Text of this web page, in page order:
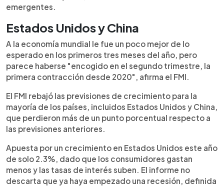
emergentes.
Estados Unidos y China
A la economía mundial le fue un poco mejor de lo
esperado en los primeros tres meses del año, pero
parece haberse "encogido en el segundo trimestre, la
primera contracción desde 2020", afirma el FMI.
El FMI rebajó las previsiones de crecimiento para la
mayoría de los países, incluidos Estados Unidos y China,
que perdieron más de un punto porcentual respecto a
las previsiones anteriores.
Apuesta por un crecimiento en Estados Unidos este año
de solo 2.3%, dado que los consumidores gastan
menos y las tasas de interés suben. El informe no
descarta que ya haya empezado una recesión, definida